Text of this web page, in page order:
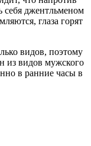
себя джентльменом
глаза горят
видов, поэтому
из видов мужского
в ранние часы в